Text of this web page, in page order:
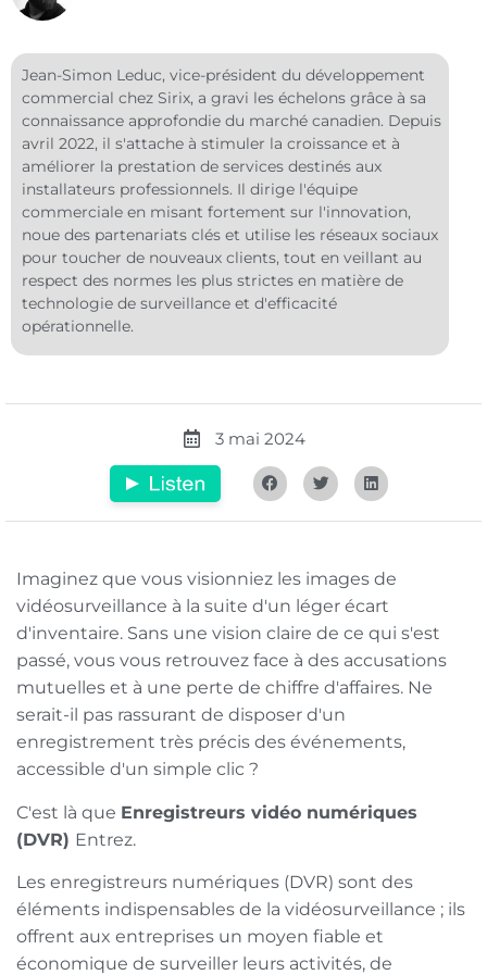
Jean-Simon Leduc, vice-président du développement
commercial chez Sirix, a gravi les échelons grâce à sa
connaissance approfondie du marché canadien. Depuis
avril 2022, il s'attache à stimuler la croissance et à
améliorer la prestation de services destinés aux
installateurs professionnels. Il dirige l'équipe
commerciale en misant fortement sur l'innovation,
noue des partenariats clés et utilise les réseaux sociaux
pour toucher de nouveaux clients, tout en veillant au
respect des normes les plus strictes en matière de
technologie de surveillance et d'efficacité
opérationnelle.
3 mai 2024
Imaginez que vous visionniez les images de
vidéosurveillance à la suite d'un léger écart
d'inventaire. Sans une vision claire de ce qui s'est
passé, vous vous retrouvez face à des accusations
mutuelles et à une perte de chiffre d'affaires. Ne
serait-il pas rassurant de disposer d'un
enregistrement très précis des événements,
accessible d'un simple clic ?
C'est là que Enregistreurs vidéo numériques
(DVR) Entrez.
Les enregistreurs numériques (DVR) sont des
éléments indispensables de la vidéosurveillance ; ils
offrent aux entreprises un moyen fiable et
économique de surveiller leurs activités, de